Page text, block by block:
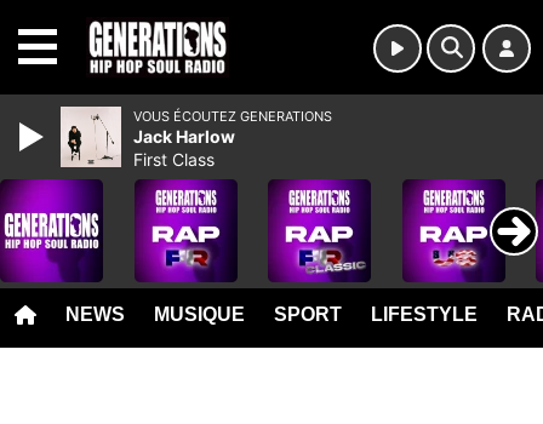
NEWS MUSIQUE SPORT LIFESTYLE
VOUS ÉCOUTEZ GENERATIONS
Jack Harlow
First Class